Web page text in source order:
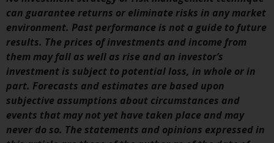
Anlageberatung und
berücksichtigt nicht die
Anlagebedürfnisse eines
bestimmten Anlegers oder
bestimmter Anleger.
Nichts auf dieser Website sollte
als Anlage-, Steuer-, Rechts- oder
sonstige Beratung ausgelegt
can guarantee returns or eliminate risks in any market
environment. Past performance is not a guide to future
results. The prices of investments and income from
them may fall as well as rise and an investor’s
investment is subject to potential loss, in whole or in
part. Forecasts and estimates are based upon
subjective assumptions about circumstances and
events that may not yet have taken place and may
never do so. The statements and opinions expressed in